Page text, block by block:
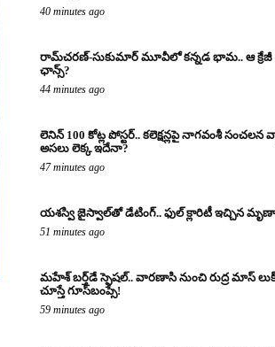
40 minutes ago
రామ్‌చరణ్‌-సుకుమార్‌ మూవీలో కన్నడ భామ.. ఆ
ఛాన్స్?
44 minutes ago
లెనిన్ 100 కోట్ల పోస్టర్‌.. కలెక్షన్లపై నాగవంశీ సంచలన
అసలు లెక్క ఇదేనా?
47 minutes ago
యశస్వి జైస్వాల్‌తో డేటింగ్.. ఫుల్ క్లారిటీ ఇచ్చిన
51 minutes ago
మహేశ్ బర్త్‌డే స్పెషల్.. వారణాసి నుంచి రుద్ర మాస్ లుక్..
చూస్తే గూస్‌బంప్సే!
59 minutes ago